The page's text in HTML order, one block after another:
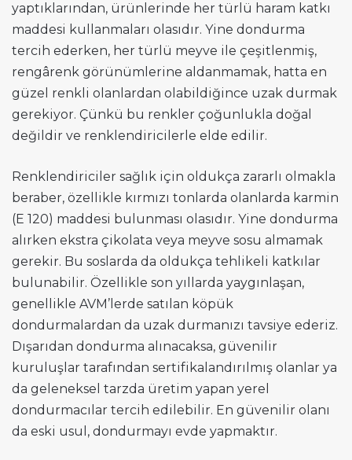
yaptıklarından, ürünlerinde her türlü haram katkı
maddesi kullanmaları olasıdır. Yine dondurma
tercih ederken, her türlü meyve ile çeşitlenmiş,
rengârenk görünümlerine aldanmamak, hatta en
güzel renkli olanlardan olabildiğince uzak durmak
gerekiyor. Çünkü bu renkler çoğunlukla doğal
değildir ve renklendiricilerle elde edilir.
Renklendiriciler sağlık için oldukça zararlı olmakla
beraber, özellikle kırmızı tonlarda olanlarda karmin
(E 120) maddesi bulunması olasıdır. Yine dondurma
alırken ekstra çikolata veya meyve sosu almamak
gerekir. Bu soslarda da oldukça tehlikeli katkılar
bulunabilir. Özellikle son yıllarda yaygınlaşan,
genellikle AVM’lerde satılan köpük
dondurmalardan da uzak durmanızı tavsiye ederiz.
Dışarıdan dondurma alınacaksa, güvenilir
kuruluşlar tarafından sertifikalandırılmış olanlar ya
da geleneksel tarzda üretim yapan yerel
dondurmacılar tercih edilebilir. En güvenilir olanı
da eski usul, dondurmayı evde yapmaktır.